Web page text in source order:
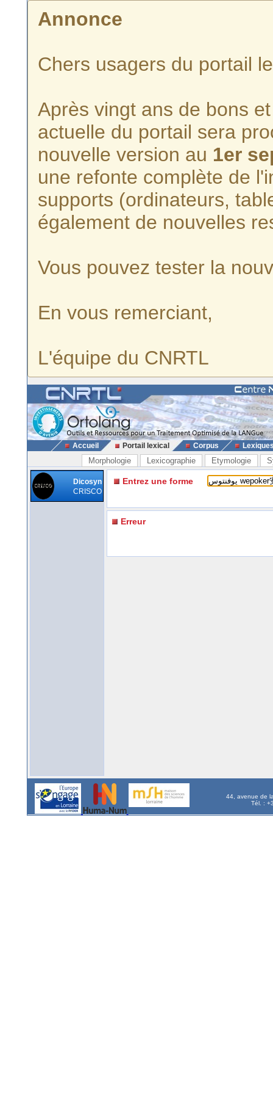
Annonce
Chers usagers du portail
Après vingt ans de bons
actuelle du portail sera
nouvelle version au 1er
une refonte complète de
supports (ordinateurs,
également de nouvelles
Vous pouvez tester la
En vous remerciant,
L'équipe du CNRTL
Accueil Portail lexical Corpus
Morphologie Lexicographie Etymologie
Dicosyn
CRISCO
Entrez une forme
Erreur
44, avenue de
Tél. :